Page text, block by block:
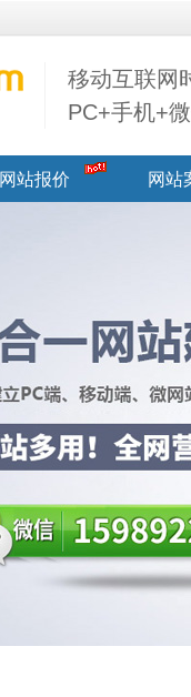
移动互联网
PC+手机+
网站报价 网站